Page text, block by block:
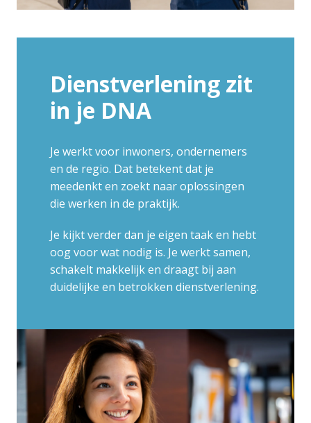
Dienstverlening zit
in je DNA
Je werkt voor inwoners, ondernemers
en de regio. Dat betekent dat je
meedenkt en zoekt naar oplossingen
die werken in de praktijk.
Je kijkt verder dan je eigen taak en hebt
oog voor wat nodig is. Je werkt samen,
schakelt makkelijk en draagt bij aan
duidelijke en betrokken dienstverlening.